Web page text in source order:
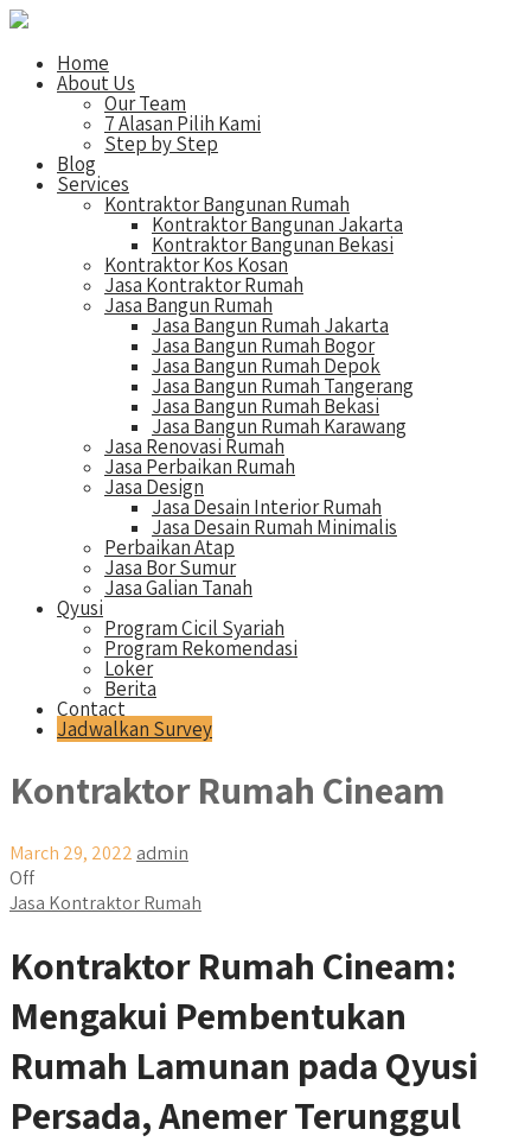
Home
About Us
Our Team
7 Alasan Pilih Kami
Step by Step
Blog
Services
Kontraktor Bangunan Rumah
Kontraktor Bangunan Jakarta
Kontraktor Bangunan Bekasi
Kontraktor Kos Kosan
Jasa Kontraktor Rumah
Jasa Bangun Rumah
Jasa Bangun Rumah Jakarta
Jasa Bangun Rumah Bogor
Jasa Bangun Rumah Depok
Jasa Bangun Rumah Tangerang
Jasa Bangun Rumah Bekasi
Jasa Bangun Rumah Karawang
Jasa Renovasi Rumah
Jasa Perbaikan Rumah
Jasa Design
Jasa Desain Interior Rumah
Jasa Desain Rumah Minimalis
Perbaikan Atap
Jasa Bor Sumur
Jasa Galian Tanah
Qyusi
Program Cicil Syariah
Program Rekomendasi
Loker
Berita
Contact
Jadwalkan Survey
Kontraktor Rumah Cineam
March 29, 2022 admin
Off
Jasa Kontraktor Rumah
Kontraktor Rumah Cineam:
Mengakui Pembentukan
Rumah Lamunan pada Qyusi
Persada, Anemer Terunggul